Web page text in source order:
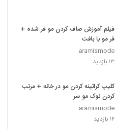
فیلم آموزش صاف کردن مو فر شده +
فر مو با بافت
aramismode
۱۳ بازدید
کلیپ کراتینه کردن مو در خانه + مرتب
کردن نوک مو سر
aramismode
۱۲ بازدید